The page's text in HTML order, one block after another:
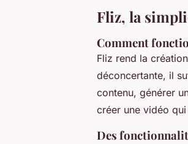
Fliz, la
Comment
Fliz rend la
déconcertante, il
contenu, générer
créer une vidéo
Des